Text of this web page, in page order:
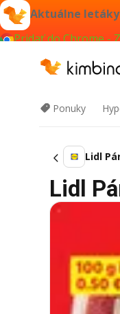
Aktuálne letáky
Pridať do Chrome -
Ponuky
Lidl
Lidl